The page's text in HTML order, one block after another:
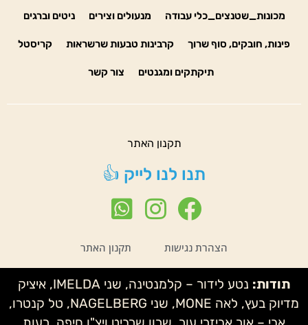
מכונות_שטנצים_כלי עבודה מנעולים וצירים ניטים וברגים
פינות, חובקים, סוף שרוך קרבינות טבעות שרשראות קריסטל
תיקתקים ומגנטים צור קשר
תקנון האתר
תנו לנו לייק 👍
הצהרת נגישות תקנון האתר
תודות:
נטע לידור – קלמנטינה, שני IMELDA, איציק
מדיוק בעץ, לאה MONE, שני NAGELBERG, טל קנטרו,